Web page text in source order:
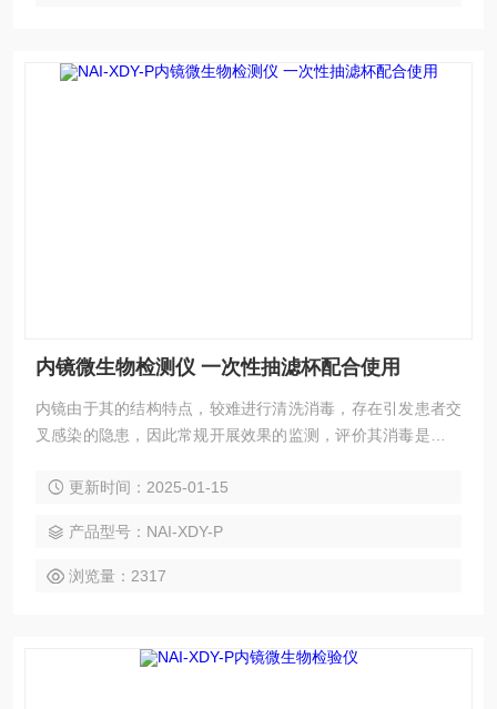
内镜微生物检测仪 一次性抽滤杯配合使用
内镜由于其的结构特点，较难进行清洗消毒，存在引发患者交
叉感染的隐患，因此常规开展效果的监测，评价其消毒是否达
更新时间：2025-01-15
产品型号：NAI-XDY-P
浏览量：2317